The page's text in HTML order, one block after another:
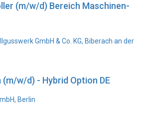
(m/w/d) Bereich Maschinen-
GmbH & Co. KG, Biberach an der
w/d) - Hybrid Option DE
Berlin